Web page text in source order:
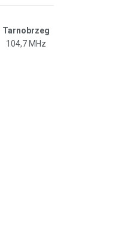
Tarnobrzeg
104,7 MHz